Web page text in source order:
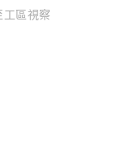
工區視察